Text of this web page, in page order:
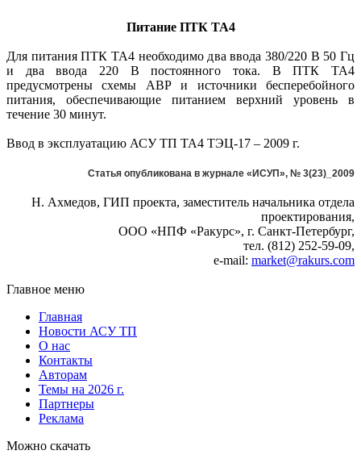
Питание ПТК ТА4
Для питания ПТК ТА4 необходимо два ввода 380/220 В 50 Гц
и два ввода 220 В постоянного тока. В ПТК ТА4
предусмотрены схемы АВР и источники бесперебойного
питания, обеспечивающие питанием верхний уровень в
течение 30 минут.
Ввод в эксплуатацию АСУ ТП ТА4 ТЭЦ-17 – 2009 г.
Статья опубликована в журнале «ИСУП», № 3(23)_2009
Н. Ахмедов, ГИП проекта, заместитель начальника отдела
проектирования,
ООО «НПФ «Ракурс», г. Санкт-Петербург,
тел. (812) 252-59-09,
e-mail: market@rakurs.com
Главное меню
Главная
Новости АСУ ТП
О нас
Контакты
Авторам
Темы на 2026 г.
Партнеры
Реклама
Можно скачать